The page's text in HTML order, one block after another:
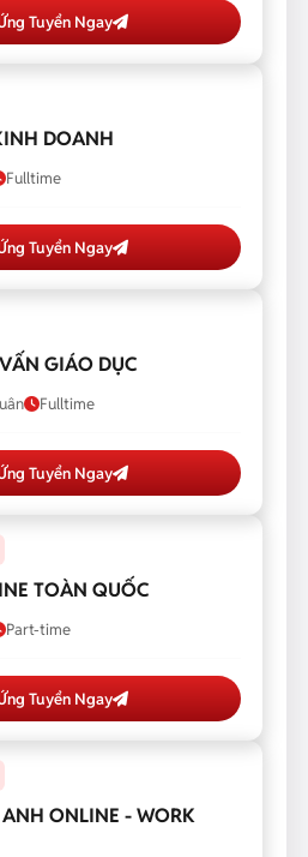
Tuyển Ngay
DOANH
Fulltime
Tuyển Ngay
GIÁO DỤC
Fulltime
Tuyển Ngay
TOÀN QUỐC
Part-time
Tuyển Ngay
ONLINE - WORK